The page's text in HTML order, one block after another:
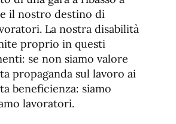
il nostro destino di
La nostra disabilità
proprio in questi
se non siamo valore
propaganda sul lavoro ai
beneficienza: siamo
lavoratori.